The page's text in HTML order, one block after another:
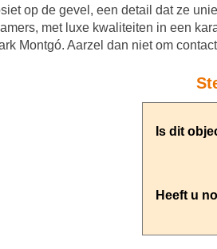
op de gevel, een detail dat ze
met luxe kwaliteiten in een
Montgó. Aarzel dan niet om